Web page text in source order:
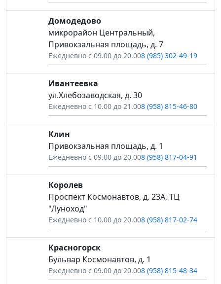
Домодедово
микрорайон Центральный,
Привокзальная площадь, д. 7
Ежедневно с 09.00 до 20.008 (985) 302-49-19
Ивантеевка
ул.Хлебозаводская, д. 30
Ежедневно с 10.00 до 21.008 (958) 815-46-80
Клин
Привокзальная площадь, д. 1
Ежедневно с 09.00 до 20.008 (958) 817-04-91
Королев
Проспект Космонавтов, д. 23А, ТЦ
"Луноход"
Ежедневно с 10.00 до 20.008 (958) 817-02-74
Красногорск
Бульвар Космонавтов, д. 1
Ежедневно с 09.00 до 20.008 (958) 815-48-34